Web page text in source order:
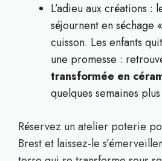
L’adieu aux créations :
séjournent en séchage
cuisson. Les enfants
une promesse :
transformée en
quelques semaines
Réservez un atelier poterie
Brest et laissez-le